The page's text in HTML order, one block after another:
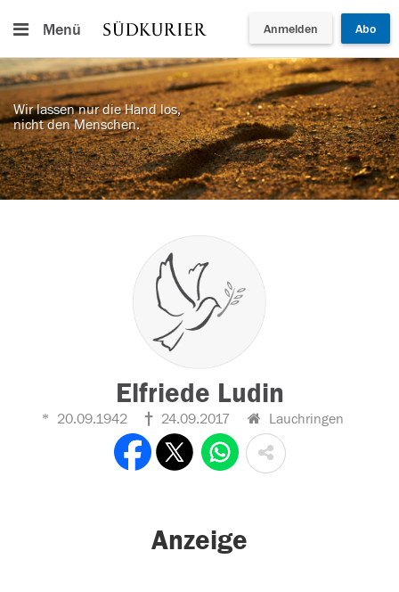
Menü Anmelden Abo
Wir lassen nur die Hand los,
nicht den Menschen.
Elfriede Ludin
20.09.1942 24.09.2017 Lauchringen
Anzeige